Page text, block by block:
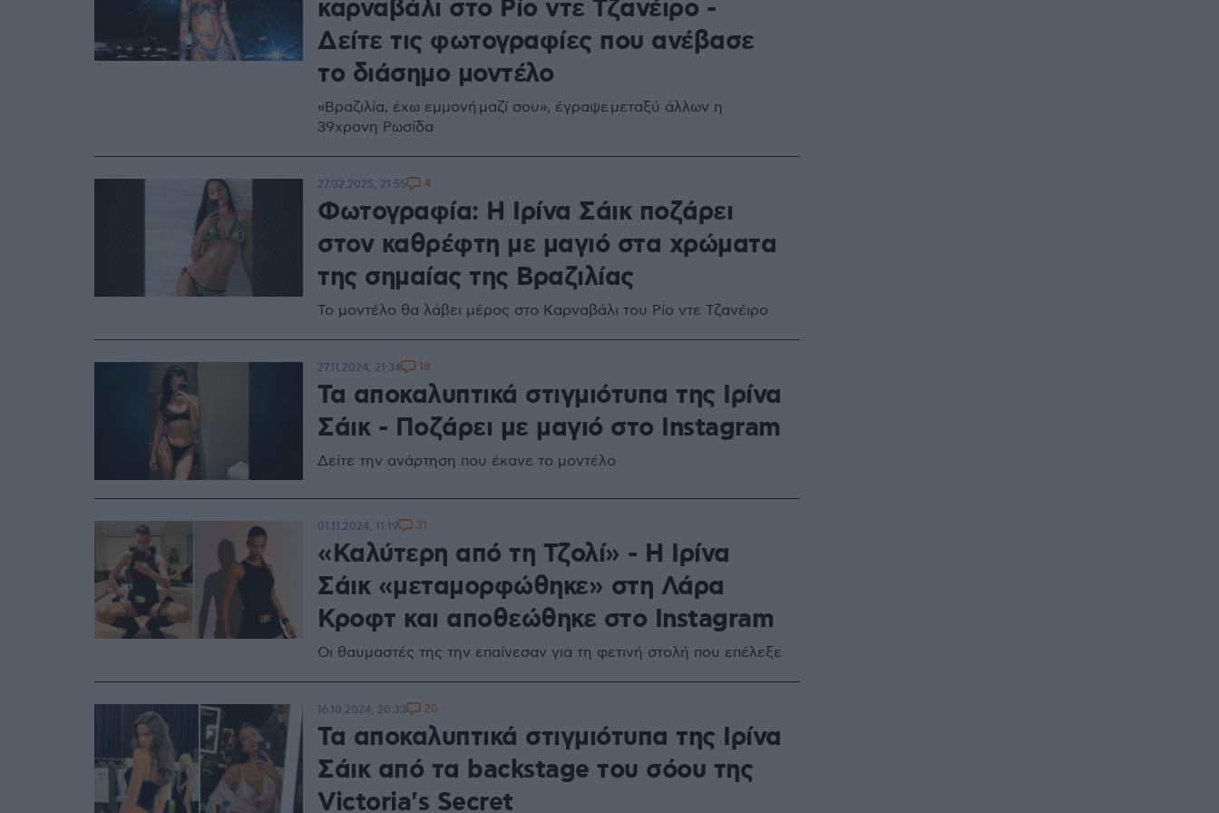
καρναβάλι στο Ρίο ντε Τζανέιρο -
Δείτε τις φωτογραφίες που ανέβασε
το διάσημο μοντέλο
«Βραζιλία, έχω εμμονή μαζί σου», έγραψε μεταξύ άλλων η
39χρονη Ρωσίδα
Φωτογραφία: Η Ιρίνα Σάικ ποζάρει
στον καθρέφτη με μαγιό στα χρώματα
της σημαίας της Βραζιλίας
Το μοντέλο θα λάβει μέρος στο Καρναβάλι του Ρίο ντε Τζανέιρο
27.02.2025, 21:55 4
Τα αποκαλυπτικά στιγμιότυπα της Ιρίνα
Σάικ - Ποζάρει με μαγιό στο Instagram
Δείτε την ανάρτηση που έκανε το μοντέλο
27.11.2024, 21:34 18
«Καλύτερη από τη Τζολί» - Η Ιρίνα
Σάικ «μεταμορφώθηκε» στη Λάρα
Κροφτ και αποθεώθηκε στο Instagram
Οι θαυμαστές της την επαίνεσαν για τη φετινή στολή που επέλεξε
01.11.2024, 11:19 31
Τα αποκαλυπτικά στιγμιότυπα της Ιρίνα
Σάικ από τα backstage του σόου της
Victoria's Secret
16.10.2024, 20:33 20